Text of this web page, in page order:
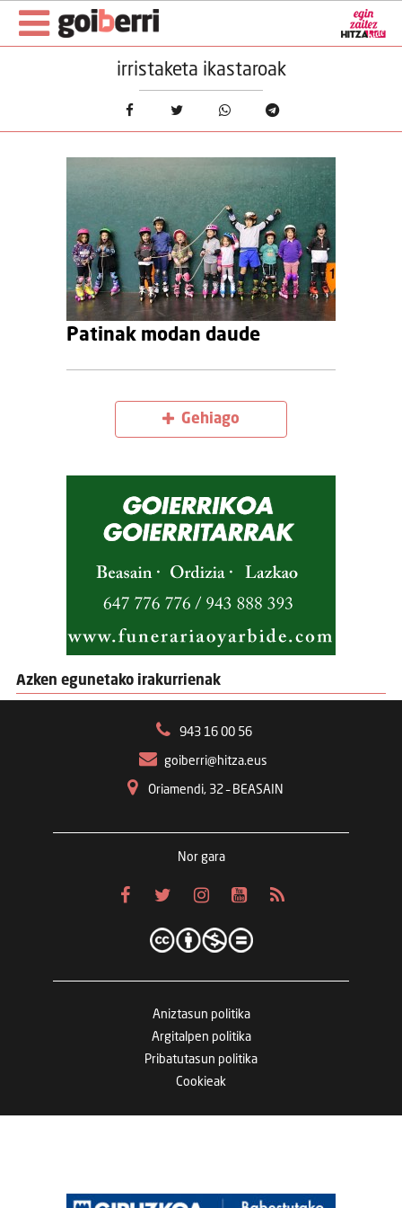
irristaketa ikastaroak
Patinak modan daude
Gehiago
Azken egunetako irakurrienak
943 16 00 56
goiberri@hitza.eus
Oriamendi, 32 – BEASAIN
Nor gara
Aniztasun politika
Argitalpen politika
Pribatutasun politika
Cookieak